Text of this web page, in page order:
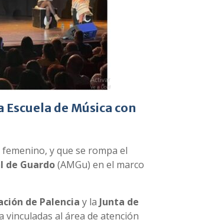
de Música con
y que se rompa el
de Guardo(AMGu) en el marco
de Palencia y la Junta de
vinculadas al área de atención